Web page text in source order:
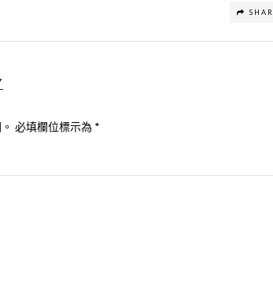
必填欄位標示為 *